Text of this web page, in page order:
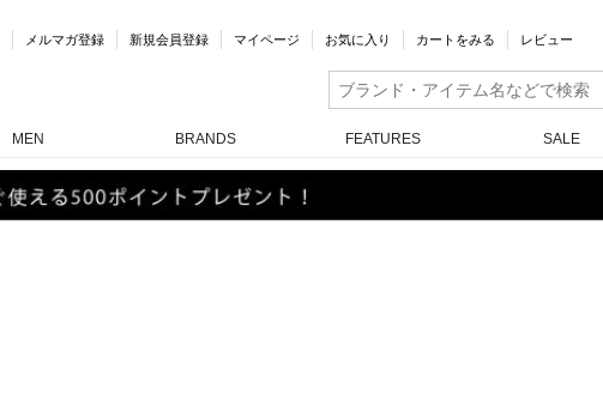
メルマガ登録 新規会員登録 マイページ お気に入り カートをみる レビュー
MEN BRANDS FEATURES SALE